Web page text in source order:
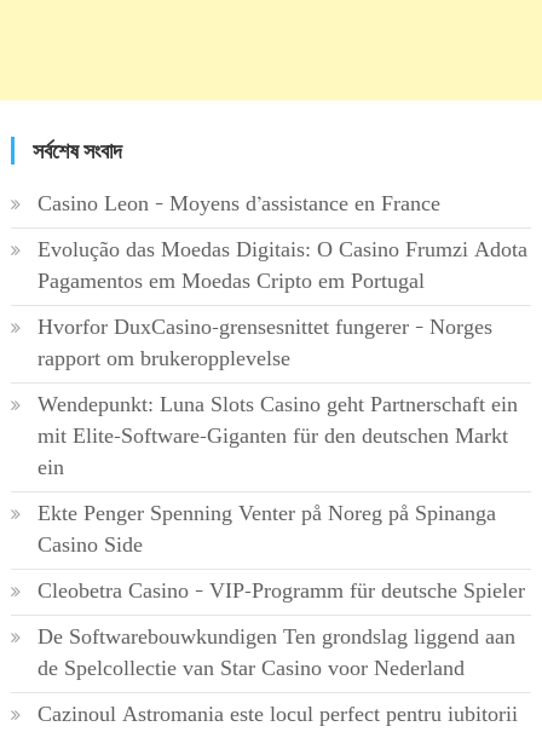
সর্বশেষ সংবাদ
Casino Leon – Moyens d’assistance en France
Evolução das Moedas Digitais: O Casino Frumzi Adota
Pagamentos em Moedas Cripto em Portugal
Hvorfor DuxCasino-grensesnittet fungerer – Norges
rapport om brukeropplevelse
Wendepunkt: Luna Slots Casino geht Partnerschaft ein
mit Elite-Software-Giganten für den deutschen Markt
ein
Ekte Penger Spenning Venter på Noreg på Spinanga
Casino Side
Cleobetra Casino – VIP-Programm für deutsche Spieler
De Softwarebouwkundigen Ten grondslag liggend aan
de Spelcollectie van Star Casino voor Nederland
Cazinoul Astromania este locul perfect pentru iubitorii